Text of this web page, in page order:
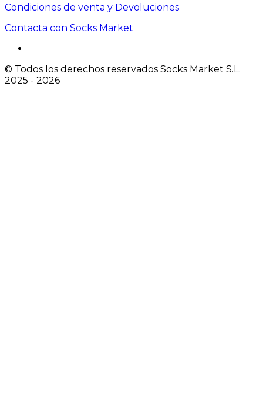
Condiciones de venta y Devoluciones
Contacta con Socks Market
© Todos los derechos reservados Socks Market S.L.
2025 - 2026